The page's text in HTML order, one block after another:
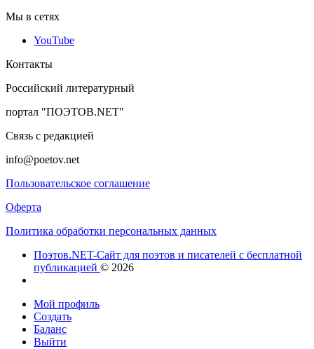
Мы в сетях
YouTube
Контакты
Российский литературный
портал "ПОЭТОВ.NET"
Связь с редакцией
info@poetov.net
Пользовательское соглашение
Оферта
Политика обработки персональных данных
Поэтов.NET-Сайт для поэтов и писателей с бесплатной
публикацией © 2026
Мой профиль
Создать
Баланс
Выйти